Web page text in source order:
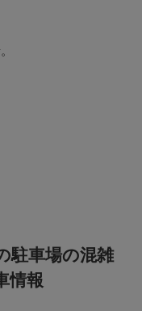
駐車場の混雑
情報